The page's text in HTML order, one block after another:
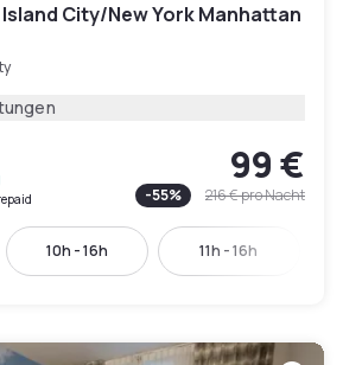
City/New York Manhattan
99 €
-55% 216 €pro Nacht
10h - 16h 11h - 16h